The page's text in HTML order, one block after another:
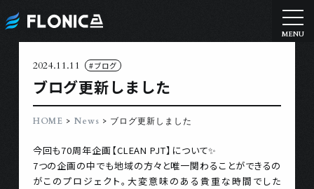
2024.11.11 #ブログ
ブログ更新しました
HOME > News > ブログ更新しました
今回も70周年企画【CLEAN PJT】について✨
7つの企画の中でも地域の方々と唯一関わることができるの
がこのプロジェクト。大変意味のある貴重な時間でした